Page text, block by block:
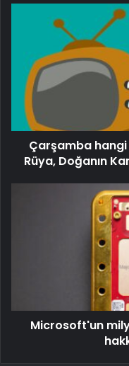
Çarşamba hangi
Rüya, Doğanın
Microsoft'un